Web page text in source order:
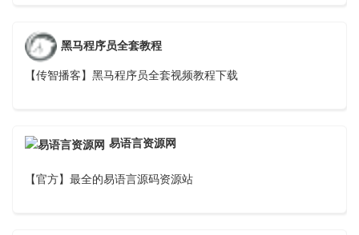
黑马程序员全套教程
【传智播客】黑马程序员全套视频教程下载
易语言资源网
【官方】最全的易语言源码资源站